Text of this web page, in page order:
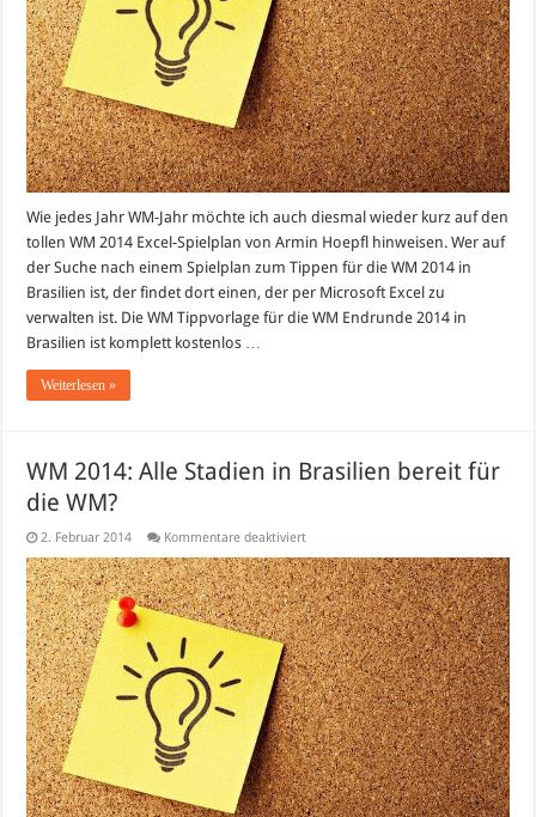
Wie jedes Jahr WM-Jahr möchte ich auch diesmal wieder kurz auf den
tollen WM 2014 Excel-Spielplan von Armin Hoepfl hinweisen. Wer auf
der Suche nach einem Spielplan zum Tippen für die WM 2014 in
Brasilien ist, der findet dort einen, der per Microsoft Excel zu
verwalten ist. Die WM Tippvorlage für die WM Endrunde 2014 in
Brasilien ist komplett kostenlos …
Weiterlesen »
WM 2014: Alle Stadien in Brasilien bereit für
die WM?
2. Februar 2014 Kommentare deaktiviertfür
2014:
Alle
Stadien
in
Brasilien
bereit
für
die
WM?